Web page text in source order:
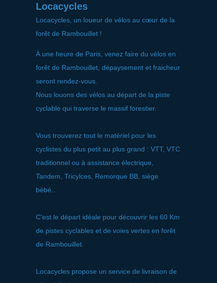
Locacycles
Locacycles, un loueur de vélos au cœur de la
forêt de Rambouillet !
À une heure de Paris, venez faire du vélos en
forêt de Rambouillet, dépaysement et fraicheur
seront rendez-vous.
Nous louons des vélos au départ de la piste
cyclable qui traverse le massif forestier.
Vous trouverez tout le matériel pour les
cyclistes du plus petit au plus grand : VTT, VTC
traditionnel ou à assistance électrique,
Tandem, Tricylces, Remorque BB, siège
bébé...
C'est le départ idéale pour découvrir les 60 Km
de pistes cyclables et de voies vertes en forêt
de Rambouillet.
Locacycles propose un service de livraison de